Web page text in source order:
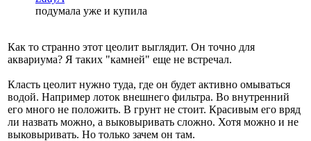
подумала уже и купила
Как то странно этот цеолит выглядит. Он точно для
аквариума? Я таких "камней" еще не встречал.
Класть цеолит нужно туда, где он будет активно омываться
водой. Например лоток внешнего фильтра. Во внутренний
его много не положить. В грунт не стоит. Красивым его вряд
ли назвать можно, а выковыривать сложно. Хотя можно и не
выковыривать. Но только зачем он там.